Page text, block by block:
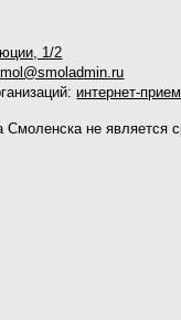
1/2
интернет-
не является